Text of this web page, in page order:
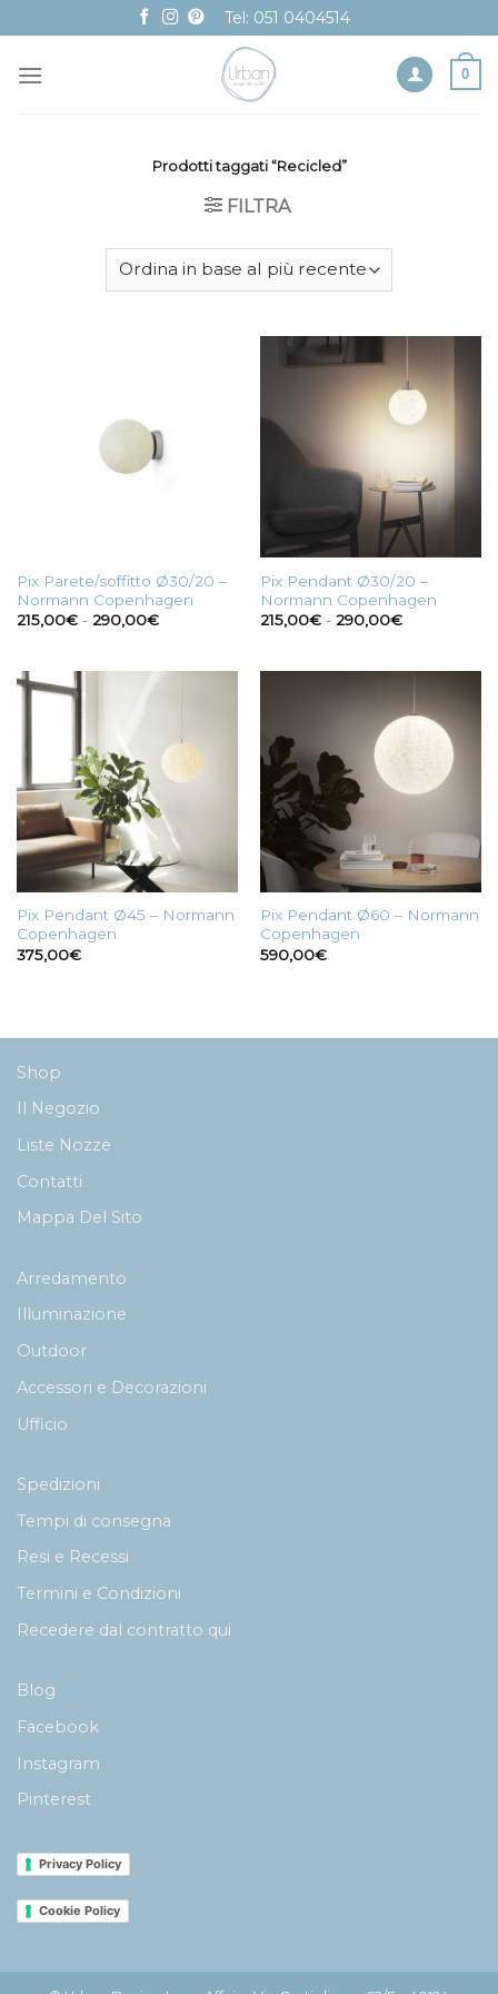
to
content
Tel: 051 0404514
0
Prodotti taggati “Recicled”
FILTRA
Pix Parete/soffitto Ø30/20 –
Normann Copenhagen
215,00€ - 290,00€Fascia
215,00€
Pix Pendant Ø30/20 –
Normann Copenhagen
215,00€ - 290,00€Fascia
215,00€
290,00€
Pix Pendant Ø45 – Normann
Copenhagen
375,00€
Pix Pendant Ø60 – Normann
Copenhagen
590,00€
Shop
Il Negozio
Liste Nozze
Contatti
Mappa Del Sito
Arredamento
Illuminazione
Outdoor
Accessori e Decorazioni
Ufficio
Spedizioni
Tempi di consegna
Resi e Recessi
Termini e Condizioni
Recedere dal contratto qui
Blog
Facebook
Instagram
Pinterest
Privacy Policy
Cookie Policy